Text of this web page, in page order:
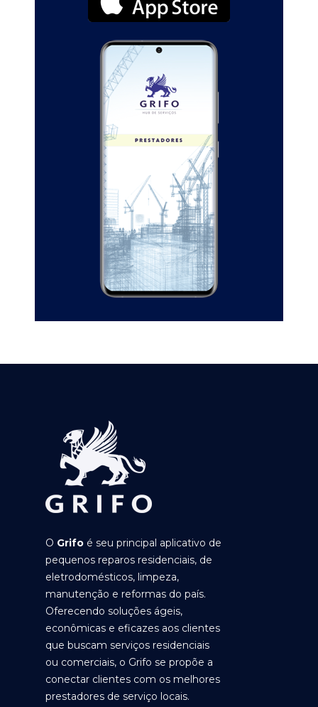
O Grifo é seu principal aplicativo de
pequenos reparos residenciais, de
eletrodomésticos, limpeza,
manutenção e reformas do país.
Oferecendo soluções ágeis,
econômicas e eficazes aos clientes
que buscam serviços residenciais
ou comerciais, o Grifo se propõe a
conectar clientes com os melhores
prestadores de serviço locais.